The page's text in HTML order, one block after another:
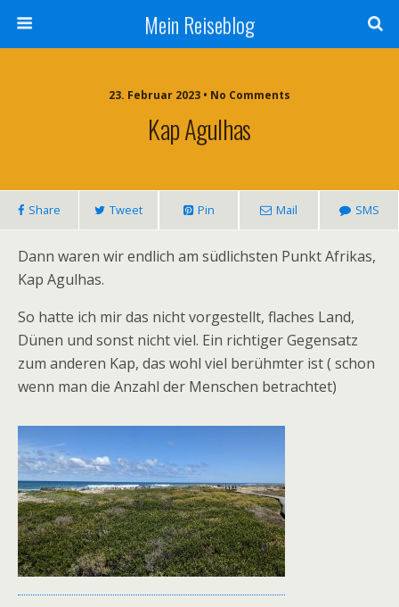
Mein Reiseblog
23. Februar 2023 • No Comments
Kap Agulhas
Share Tweet Pin Mail SMS
Dann waren wir endlich am südlichsten Punkt Afrikas,
Kap Agulhas.
So hatte ich mir das nicht vorgestellt, flaches Land,
Dünen und sonst nicht viel. Ein richtiger Gegensatz
zum anderen Kap, das wohl viel berühmter ist ( schon
wenn man die Anzahl der Menschen betrachtet)